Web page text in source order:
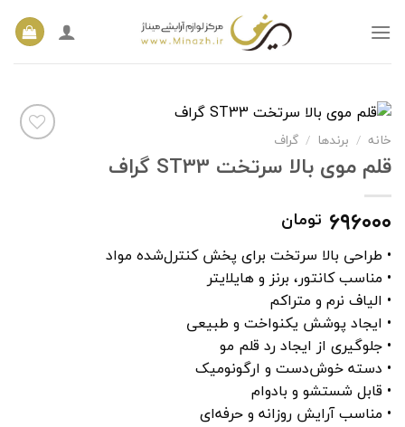
خانه / برندها / گراف
قلم موی بالا سرتخت ST33 گراف
۶۹۶۰۰۰ تومان
• طراحی بالا سرتخت برای پخش کنترل‌شده مواد
• مناسب کانتور، برنز و هایلایتر
• الیاف نرم و متراکم
• ایجاد پوشش یکنواخت و طبیعی
• جلوگیری از ایجاد رد قلم مو
• دسته خوش‌دست و ارگونومیک
• قابل شستشو و بادوام
• مناسب آرایش روزانه و حرفه‌ای